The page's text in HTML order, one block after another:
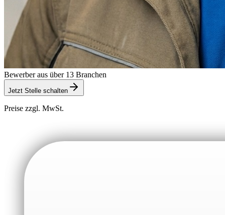
Bewerber aus über 13 Branchen
Jetzt Stelle schalten
Preise zzgl. MwSt.